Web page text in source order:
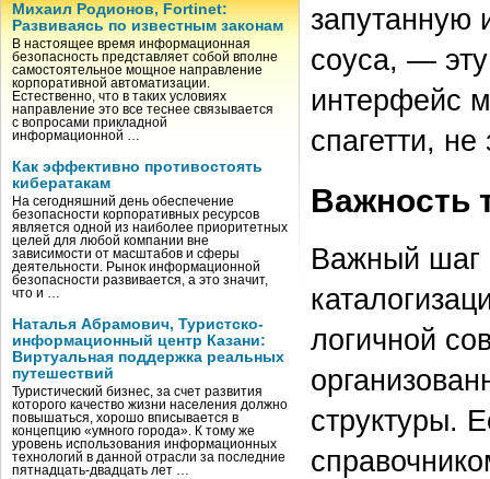
Михаил Родионов, Fortinet:
Развиваясь по известным законам
В настоящее время информационная
безопасность представляет собой вполне
самостоятельное мощное направление
корпоративной автоматизации.
Естественно, что в таких условиях
направление это все теснее связывается
с вопросами прикладной
информационной …
Как эффективно противостоять
кибератакам
На сегодняшний день обеспечение
безопасности корпоративных ресурсов
является одной из наиболее приоритетных
целей для любой компании вне
зависимости от масштабов и сферы
деятельности. Рынок информационной
безопасности развивается, а это значит,
что и …
Наталья Абрамович, Туристско-
информационный центр Казани:
Виртуальная поддержка реальных
путешествий
Туристический бизнес, за счет развития
которого качество жизни населения должно
повышаться, хорошо вписывается в
концепцию «умного города». К тому же
уровень использования информационных
технологий в данной отрасли за последние
пятнадцать-двадцать лет …
запутанную
соуса, —
интерфейс
спагетти,
Важность
Важный шаг
логичной
структуры.